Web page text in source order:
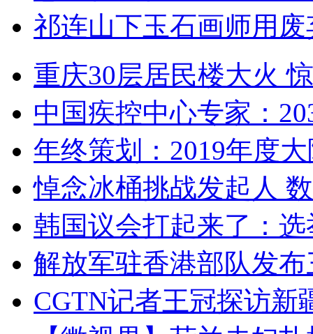
祁连山下玉石画师用
重庆30层居民楼大火
中国疾控中心专家：
年终策划：2019年度
悼念冰桶挑战发起人
韩国议会打起来了：
解放军驻香港部队发
CGTN记者王冠探访新